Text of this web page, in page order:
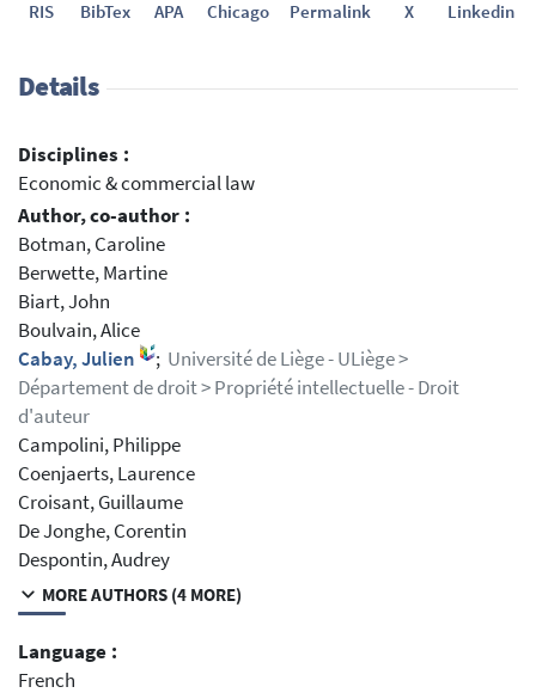
RIS BibTex APA Chicago Permalink X Linkedin
Details
Disciplines :
Economic & commercial law
Author, co-author :
Botman, Caroline
Berwette, Martine
Biart, John
Boulvain, Alice
Cabay, Julien
; Université de Liège - ULiège >
Département de droit > Propriété intellectuelle - Droit
d'auteur
Campolini, Philippe
Coenjaerts, Laurence
Croisant, Guillaume
De Jonghe, Corentin
Despontin, Audrey
MORE AUTHORS (4 MORE)
Language :
French